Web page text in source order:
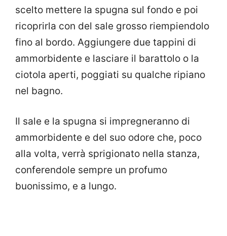
scelto mettere la spugna sul fondo e poi
ricoprirla con del sale grosso riempiendolo
fino al bordo. Aggiungere due tappini di
ammorbidente e lasciare il barattolo o la
ciotola aperti, poggiati su qualche ripiano
nel bagno.
Il sale e la spugna si impregneranno di
ammorbidente e del suo odore che, poco
alla volta, verrà sprigionato nella stanza,
conferendole sempre un profumo
buonissimo, e a lungo.